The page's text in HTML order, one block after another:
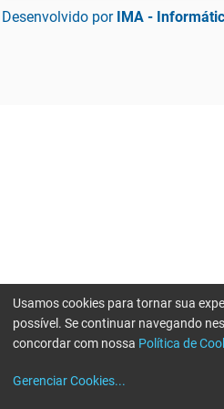
Desenvolvido por IMA -
Usamos cookies para tornar sua
possível. Se continuar navegando
concordar com nossa Política de
Gerenciar Cookies...
Erro ao enviar informações, por